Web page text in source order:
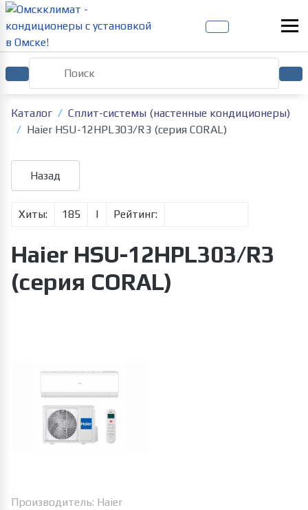
Каталог
Сплит-системы (настенные кондиционеры)
Haier HSU-12HPL303/R3 (серия CORAL)
Хиты: 185 | Рейтинг:
Haier HSU-12HPL303/R3
(серия CORAL)
Производитель: Haier